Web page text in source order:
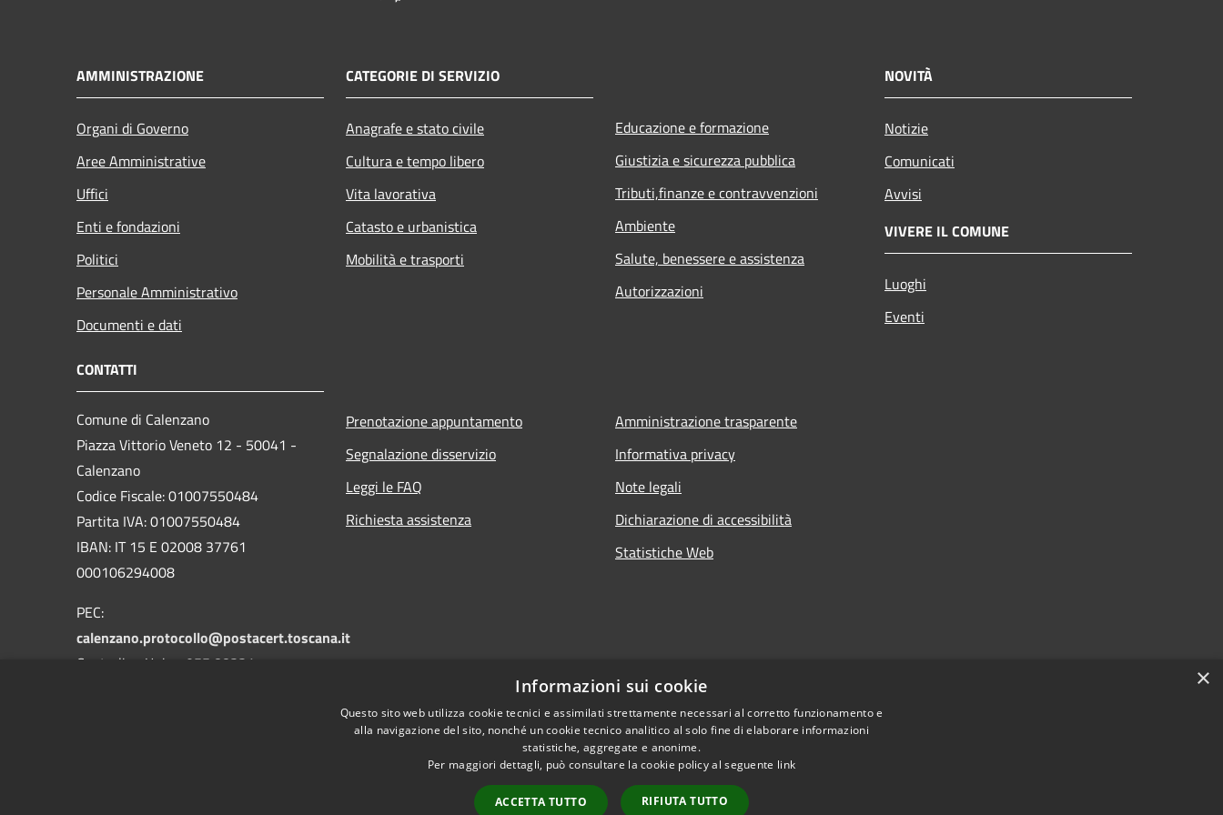
AMMINISTRAZIONE
Organi di Governo
Aree Amministrative
Uffici
Enti e fondazioni
Politici
Personale Amministrativo
Documenti e dati
CATEGORIE DI SERVIZIO
Anagrafe e stato civile
Cultura e tempo libero
Vita lavorativa
Catasto e urbanistica
Mobilità e trasporti
Educazione e formazione
Giustizia e sicurezza pubblica
Tributi,finanze e contravvenzioni
Ambiente
Salute, benessere e assistenza
Autorizzazioni
NOVITÀ
Notizie
Comunicati
Avvisi
VIVERE IL COMUNE
Luoghi
Eventi
CONTATTI
Comune di Calenzano
Piazza Vittorio Veneto 12 - 50041 -
Calenzano
Codice Fiscale: 01007550484
Partita IVA: 01007550484
IBAN: IT 15 E 02008 37761
000106294008
PEC:
calenzano.protocollo@postacert.toscana.it
Centralino Unico: 055 88331
Prenotazione appuntamento
Segnalazione disservizio
Leggi le FAQ
Richiesta assistenza
Amministrazione trasparente
Informativa privacy
Note legali
Dichiarazione di accessibilità
Statistiche Web
×
Informazioni sui cookie
Questo sito web utilizza cookie tecnici e assimilati strettamente necessari al corretto funzionamento e
alla navigazione del sito, nonché un cookie tecnico analitico al solo fine di elaborare informazioni
statistiche, aggregate e anonime.
Per maggiori dettagli, può consultare la cookie policy al seguente link
ACCETTA TUTTO RIFIUTA TUTTO